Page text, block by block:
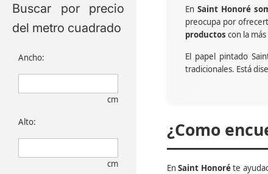
En Saint Honoré
preocupa por
productos con la
El papel pintado
tradicionales. Está
¿Como
EnSaint Honoréte
Buscar por precio
del metro cuadrado
Ancho:
cm
Alto:
cm